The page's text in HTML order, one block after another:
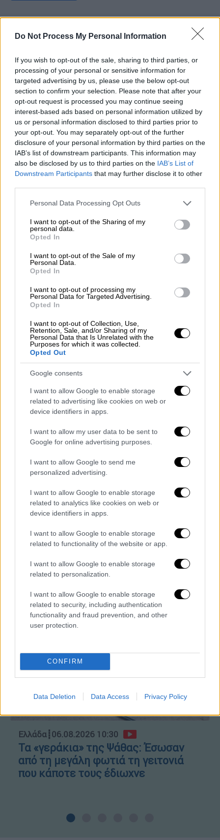
Do Not Process My Personal Information
If you wish to opt-out of the sale, sharing to third parties, or
processing of your personal or sensitive information for
targeted advertising by us, please use the below opt-out
section to confirm your selection. Please note that after your
opt-out request is processed you may continue seeing
interest-based ads based on personal information utilized by
us or personal information disclosed to third parties prior to
your opt-out. You may separately opt-out of the further
disclosure of your personal information by third parties on the
IAB’s list of downstream participants. This information may
also be disclosed by us to third parties on the IAB’s List of
Downstream Participants that may further disclose it to other
Please note that this website/app uses one or more Google
not limited to your visit or usage behaviour. You may click to
grant or deny consent to Google and its third-party tags to
use your data for below specified purposes in below Google
consent section.
Personal Data Processing Opt Outs
I want to opt-out of the Sharing of my
personal data.
Opted In
I want to opt-out of the Sale of my
Personal Data.
Opted In
I want to opt-out of processing my
Personal Data for Targeted Advertising.
Opted In
I want to opt-out of Collection, Use,
Retention, Sale, and/or Sharing of my
Personal Data that Is Unrelated with the
Purposes for which it was collected.
Opted Out
Google consents
I want to allow Google to enable storage
related to advertising like cookies on web or
device identifiers in apps.
I want to allow my user data to be sent to
Google for online advertising purposes.
I want to allow Google to send me
personalized advertising.
I want to allow Google to enable storage
related to analytics like cookies on web or
device identifiers in apps.
I want to allow Google to enable storage
related to functionality of the website or app.
I want to allow Google to enable storage
related to personalization.
I want to allow Google to enable storage
related to security, including authentication
functionality and fraud prevention, and other
user protection.
CONFIRM
Data Deletion Data Access Privacy Policy
POPULAR VIDEOS
Κεντρικό...|07.08.2026 19:53
Κεντρικό δελτίο ειδήσεων 07/08/2026
Κεντρικό δελτίο ειδήσεων 06/08/2026
ΑΠΟΣΠΑΣΜΑΤΑ...
Βίντεο ντοκουμέντο από το θανατηφόρο
τροχαίο στις Σέρρες
ΑΠΟΣΠΑΣΜΑΤΑ...|07.08.2026 14:29
Μνημόσυνο για τη Λένα Σαμαρά στο Α΄
Νεκροταφείο Αθηνών
ΑΘΛΗΤΙΚΟ ΔΕΛΤΙΟ|07.08.2026 13:41
Αθλητικό δελτίο 07/08/2026
ΑΥΤΟ ΤΟ ΔΙΑΒΑΣΕΣ;
Κώστας Ασημακόπουλος
Ελλάδα┋06.08.2026 10:30
Τα «γεράκια» της Ψάθας: Έσωσαν
από τη μεγάλη φωτιά τη γειτονιά
που κάποτε τους έδιωχνε